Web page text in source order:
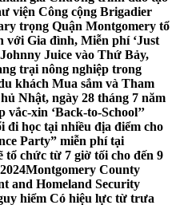
viện Công cộng Brigadier
trọng Quận Montgomery tổ
với Gia đình, Miễn phí ‘Just
Juice vào Thứ Bảy,
trại nông nghiệp trong
khách Mua sắm và Tham
Nhật, ngày 28 tháng 7 năm
xin ‘Back-to-School’’
đi học tại nhiều địa điểm cho
Party” miễn phí tại
tổ chức từ 7 giờ tối cho đến 9
Montgomery County
and Homeland Security
hiểm Có hiệu lực từ trưa